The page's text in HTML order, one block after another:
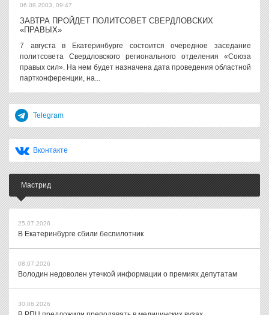
06.08.2003, 09:47
ЗАВТРА ПРОЙДЕТ ПОЛИТСОВЕТ СВЕРДЛОВСКИХ
«ПРАВЫХ»
7 августа в Екатеринбурге состоится очередное заседание
политсовета Свердловского регионального отделения «Союза
правых сил». На нем будет назначена дата проведения областной
партконференции, на...
Telegram
Вконтакте
Мастрид
25.07.2026
В Екатеринбурге сбили беспилотник
08.07.2026
Володин недоволен утечкой информации о премиях депутатам
30.06.2026